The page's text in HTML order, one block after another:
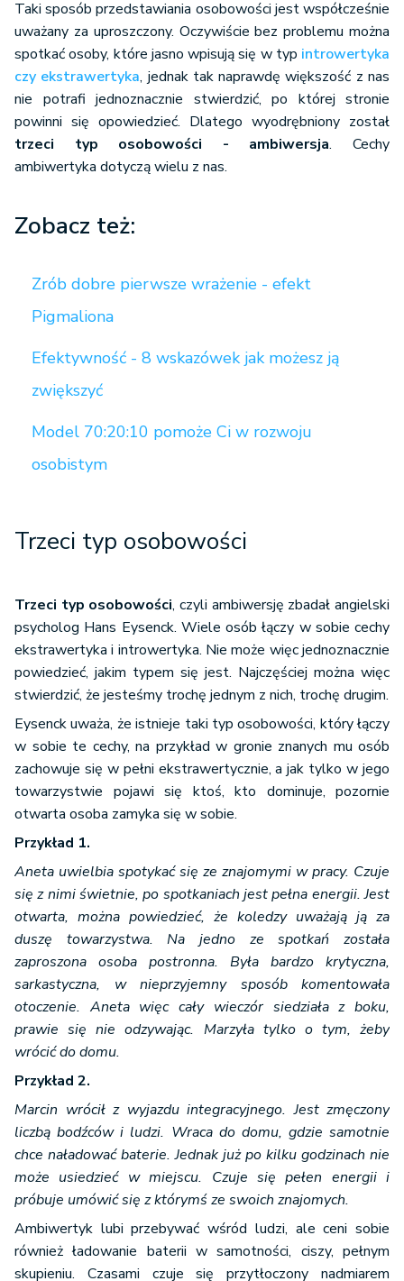
Taki sposób przedstawiania osobowości jest współcześnie
uważany za uproszczony. Oczywiście bez problemu można
spotkać osoby, które jasno wpisują się w typ introwertyka
czy ekstrawertyka, jednak tak naprawdę większość z nas
nie potrafi jednoznacznie stwierdzić, po której stronie
powinni się opowiedzieć. Dlatego wyodrębniony został
trzeci typ osobowości - ambiwersja. Cechy
ambiwertyka dotyczą wielu z nas.
Zobacz też:
Zrób dobre pierwsze wrażenie - efekt
Pigmaliona
Efektywność - 8 wskazówek jak możesz ją
zwiększyć
Model 70:20:10 pomoże Ci w rozwoju
osobistym
Trzeci typ osobowości
Trzeci typ osobowości, czyli ambiwersję zbadał angielski
psycholog Hans Eysenck. Wiele osób łączy w sobie cechy
ekstrawertyka i introwertyka. Nie może więc jednoznacznie
powiedzieć, jakim typem się jest. Najczęściej można więc
stwierdzić, że jesteśmy trochę jednym z nich, trochę drugim.
Eysenck uważa, że istnieje taki typ osobowości, który łączy
w sobie te cechy, na przykład w gronie znanych mu osób
zachowuje się w pełni ekstrawertycznie, a jak tylko w jego
towarzystwie pojawi się ktoś, kto dominuje, pozornie
otwarta osoba zamyka się w sobie.
Przykład 1.
Aneta uwielbia spotykać się ze znajomymi w pracy. Czuje
się z nimi świetnie, po spotkaniach jest pełna energii. Jest
otwarta, można powiedzieć, że koledzy uważają ją za
duszę towarzystwa. Na jedno ze spotkań została
zaproszona osoba postronna. Była bardzo krytyczna,
sarkastyczna, w nieprzyjemny sposób komentowała
otoczenie. Aneta więc cały wieczór siedziała z boku,
prawie się nie odzywając. Marzyła tylko o tym, żeby
wrócić do domu.
Przykład 2.
Marcin wrócił z wyjazdu integracyjnego. Jest zmęczony
liczbą bodźców i ludzi. Wraca do domu, gdzie samotnie
chce naładować baterie. Jednak już po kilku godzinach nie
może usiedzieć w miejscu. Czuje się pełen energii i
próbuje umówić się z którymś ze swoich znajomych.
Ambiwertyk lubi przebywać wśród ludzi, ale ceni sobie
również ładowanie baterii w samotności, ciszy, pełnym
skupieniu. Czasami czuje się przytłoczony nadmiarem